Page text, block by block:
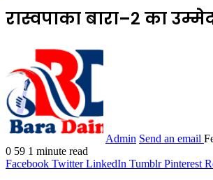
रास्वपाका बारा–२ का
Admin Send an email
0 59 1 minute read
Facebook Twitter LinkedIn Tumblr Pinterest